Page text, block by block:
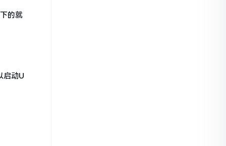
的就
启动U